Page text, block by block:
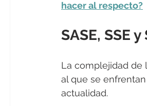
hacer al respecto?
SASE, SSE
La complejidad de
al que se
actualidad.